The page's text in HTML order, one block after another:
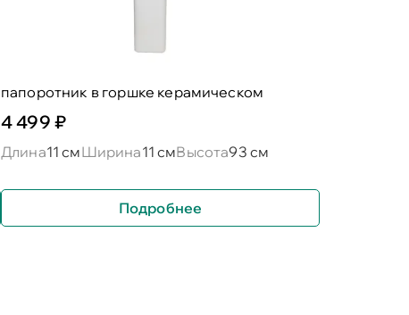
папоротник в горшке керамическом
4 499 ₽
Длина11 смШирина11 смВысота93 см
Подробнее